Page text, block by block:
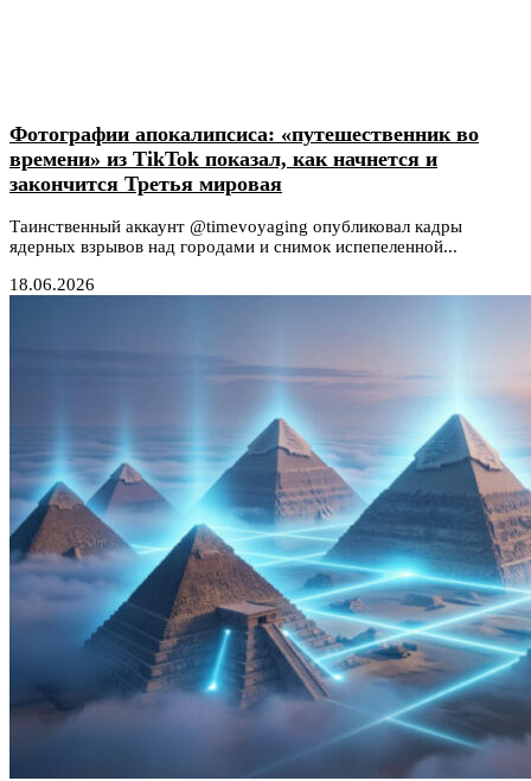
Фотографии апокалипсиса: «путешественник во
времени» из TikTok показал, как начнется и
закончится Третья мировая
Таинственный аккаунт @timevoyaging опубликовал кадры
ядерных взрывов над городами и снимок испепеленной...
18.06.2026